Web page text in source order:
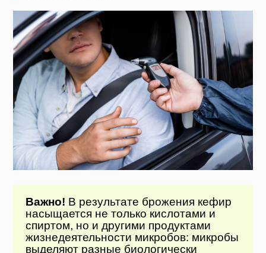
Важно! В результате брожения кефир
насыщается не только кислотами и
спиртом, но и другими продуктами
жизнедеятельности микробов: микробы
выделяют разные биологически